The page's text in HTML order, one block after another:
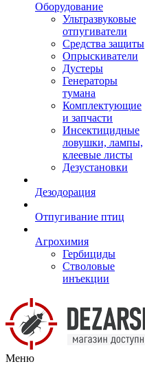
Оборудование
Ультразвуковые
отпугиватели
Средства защиты
Опрыскиватели
Дустеры
Генераторы
тумана
Комплектующие
и запчасти
Инсектицидные
ловушки, лампы,
клеевые листы
Дезустановки
Дезодорация
Отпугивание птиц
Агрохимия
Гербициды
Стволовые
инъекции
Меню